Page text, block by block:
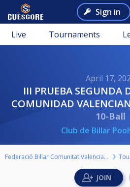
Sign in
Live Tournaments
April 17,
III PRUEBA SEGUNDA DIVISIÓN DE LA
COMUNIDAD
10-Ball
Club de Billar
Federació Billar Comunitat Valenciana